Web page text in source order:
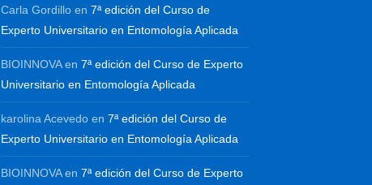
Carla Gordillo en7ª edición del Curso de
Experto Universitario en Entomología Aplicada
BIOINNOVAen7ª edición del Curso de Experto
Universitario en Entomología Aplicada
karolina Acevedo en7ª edición del Curso de
Experto Universitario en Entomología Aplicada
BIOINNOVAen7ª edición del Curso de Experto